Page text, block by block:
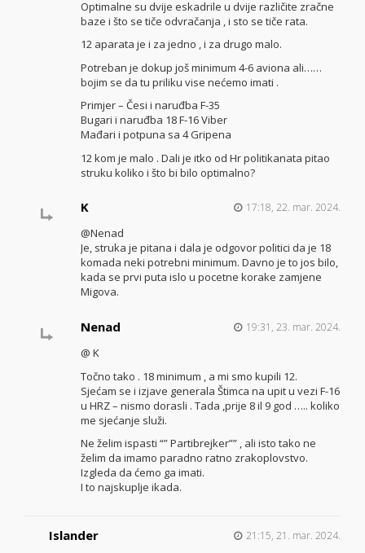
Optimalne su dvije eskadrile u dvije različite zračne
baze i što se tiče odvračanja , i sto se tiče rata.
12 aparata je i za jedno , i za drugo malo.
Potreban je dokup još minimum 4-6 aviona ali……
bojim se da tu priliku vise nećemo imati .
Primjer – Česi i naruđba F-35
Bugari i naruđba 18 F-16 Viber
Mađari i potpuna sa 4 Gripena
12 kom je malo . Dali je itko od Hr politikanata pitao
struku koliko i što bi bilo optimalno?
K 17:18, 22. mar. 2024.
@Nenad
Je, struka je pitana i dala je odgovor politici da je 18
komada neki potrebni minimum. Davno je to jos bilo,
kada se prvi puta islo u pocetne korake zamjene
Migova.
Nenad 19:31, 23. mar. 2024.
@ K
Točno tako . 18 minimum , a mi smo kupili 12.
Sjećam se i izjave generala Štimca na upit u vezi F-16
u HRZ – nismo dorasli . Tada ,prije 8 il 9 god ….. koliko
me sjećanje služi.
Ne želim ispasti “” Partibrejker”” , ali isto tako ne
želim da imamo paradno ratno zrakoplovstvo.
Izgleda da ćemo ga imati.
I to najskuplje ikada.
Islander 21:15, 21. mar. 2024.